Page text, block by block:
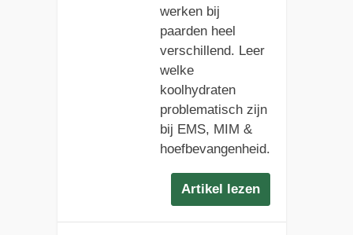
werken bij
paarden heel
verschillend. Leer
welke
koolhydraten
problematisch zijn
bij EMS, MIM &
hoefbevangenheid.
Artikel lezen